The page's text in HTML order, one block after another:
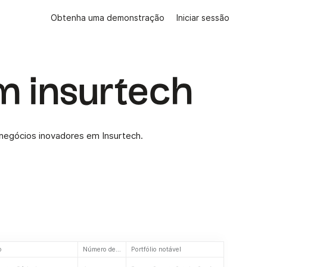
Obtenha uma demonstração Iniciar sessão
insurtech
inovadores em Insurtech.
Número de investimentos Portfólio notável